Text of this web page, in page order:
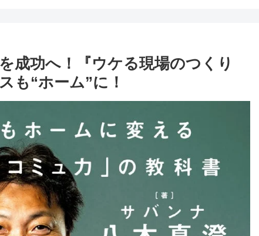
成功へ！『ウケる現場のつくり
も“ホーム”に！